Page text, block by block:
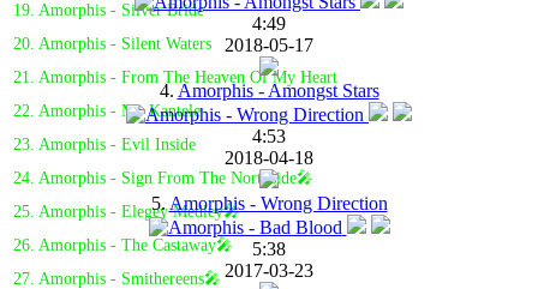
19. Amorphis - Silver Bride
20. Amorphis - Silent Waters
21. Amorphis - From The Heaven Of My Heart
22. Amorphis - My Kantele
23. Amorphis - Evil Inside
24. Amorphis - Sign From The Northside🎤
25. Amorphis - Elegey Medley🎤
26. Amorphis - The Castaway🎤
27. Amorphis - Smithereens🎤
4:49
2018-05-17
4. Amorphis - Amongst Stars
4:53
2018-04-18
5. Amorphis - Wrong Direction
5:38
2017-03-23